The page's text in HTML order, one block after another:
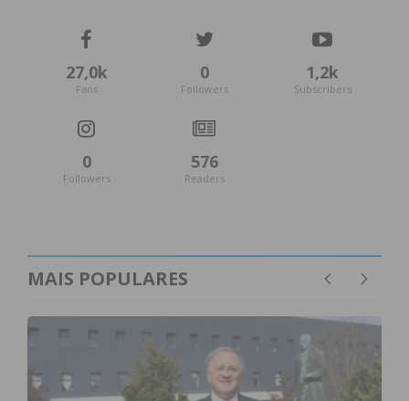
27,0k
Fans
0
Followers
1,2k
Subscribers
0
Followers
576
Readers
MAIS POPULARES